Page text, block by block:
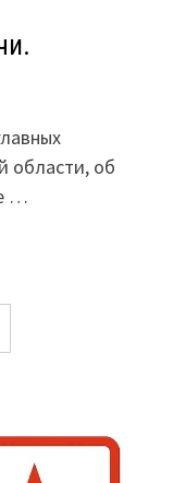
области, об
…